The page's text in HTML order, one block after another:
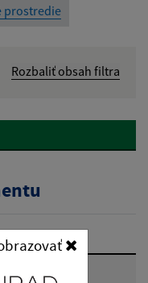
prostredie
Rozbaliť obsah filtra